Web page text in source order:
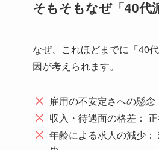
そもそもなぜ「40代
なぜ、これほどまでに「40
因が考えられます。
雇用の不安定さへの懸
収入・待遇面の格差：
年齢による求人の減少